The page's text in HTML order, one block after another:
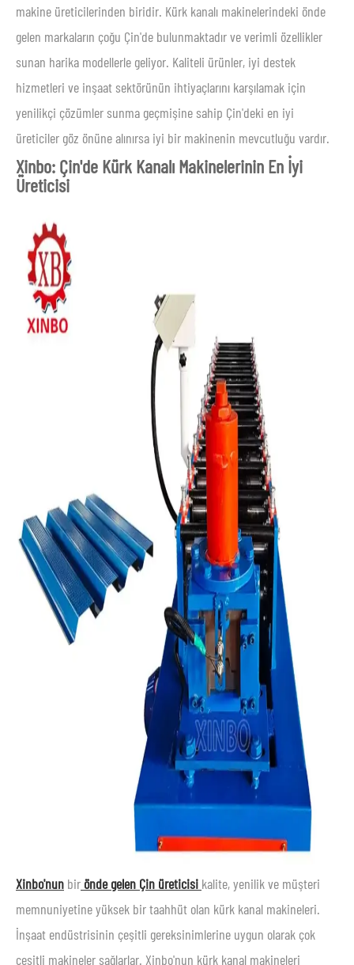
makine üreticilerinden biridir. Kürk kanalı makinelerindeki önde
gelen markaların çoğu Çin'de bulunmaktadır ve verimli özellikler
sunan harika modellerle geliyor. Kaliteli ürünler, iyi destek
hizmetleri ve inşaat sektörünün ihtiyaçlarını karşılamak için
yenilikçi çözümler sunma geçmişine sahip Çin'deki en iyi
üreticiler göz önüne alınırsa iyi bir makinenin mevcutluğu vardır.
Xinbo: Çin'de Kürk Kanalı Makinelerinin En İyi
Üreticisi
Xinbo'nun bir önde gelen Çin üreticisi kalite, yenilik ve müşteri
memnuniyetine yüksek bir taahhüt olan kürk kanal makineleri.
İnşaat endüstrisinin çeşitli gereksinimlerine uygun olarak çok
çeşitli makineler sağlarlar. Xinbo'nun kürk kanal makineleri